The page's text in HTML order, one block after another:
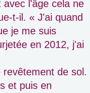
l'âge cela ne
t-il. « J'ai quand
je me suis
en 2012, j'ai
de sol.
et puis en